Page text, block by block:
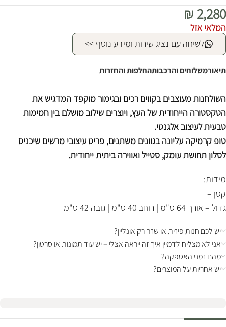
₪ 2,280
המלאי אזל
לשיחה עם נציג שירות ומידע נוסף >>
תיאורמשלוחים והרכבותהחלפות והחזרות
השולחנות מעוצבים בקווים רכים ובגימור מוקפד המדגיש את
הטקסטורה הייחודית של העץ, ויוצרים שילוב מושלם בין חמימות
טבעית לעיצוב אלגנטי.
טופ קרמיקה עליונה בגוונים משתנים, פריט עיצובי מרשים שיכניס
לסלון תחושת עומק, סטייל ואווירה ביתית ייחודית.
מידות:
קטן –
גדול – אורך 64 ס"מ | רוחב 40 ס"מ | גובה 42 ס"מ
יש לכם חנות פיזית או שזה רק אונליין?
אני לא מצליח לדמיין איך זה ייראה אצלי – יש עוד תמונות או סרטון?
מהם זמני האספקה?
יש אחריות על המוצרים?